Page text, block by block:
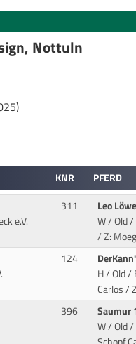
Nottuln
KNR PFERD
e.V.
311
Leo
W / Old
/ Z:
124
H / Old /
Carlos /
396
Saumur
W / Old